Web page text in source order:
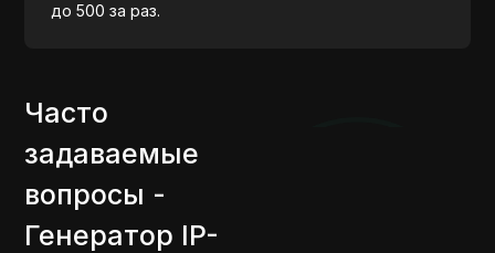
до 500 за раз.
Часто
задаваемые
вопросы -
Генератор IP-